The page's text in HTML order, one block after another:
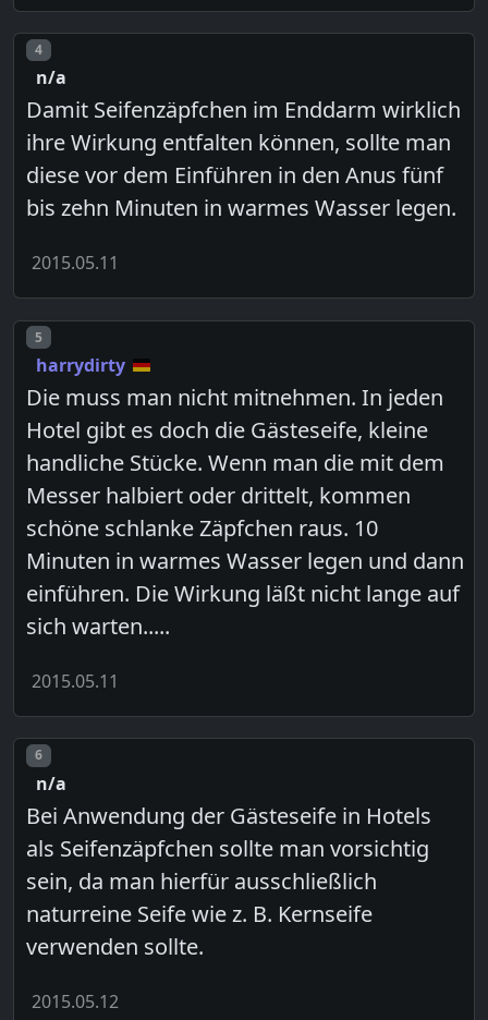
Post number
4
n/a
Damit Seifenzäpfchen im Enddarm wirklich
ihre Wirkung entfalten können, sollte man
diese vor dem Einführen in den Anus fünf
bis zehn Minuten in warmes Wasser legen.
2015.05.11
Post number
5
harrydirty
Die muss man nicht mitnehmen. In jeden
Hotel gibt es doch die Gästeseife, kleine
handliche Stücke. Wenn man die mit dem
Messer halbiert oder drittelt, kommen
schöne schlanke Zäpfchen raus. 10
Minuten in warmes Wasser legen und dann
einführen. Die Wirkung läßt nicht lange auf
sich warten.....
2015.05.11
Post number
6
n/a
Bei Anwendung der Gästeseife in Hotels
als Seifenzäpfchen sollte man vorsichtig
sein, da man hierfür ausschließlich
naturreine Seife wie z. B. Kernseife
verwenden sollte.
2015.05.12